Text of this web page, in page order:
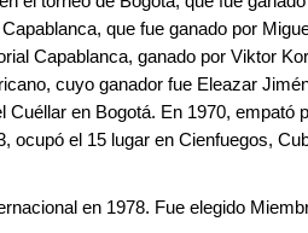
que fue ganado por
Capablanca, ganado por Viktor
cuyo ganador fue Eleazar
en Bogotá. En 1970, empató
ocupó el 15 lugar en Cienfuegos,
en 1978. Fue elegido